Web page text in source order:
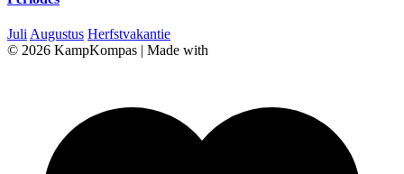
Juli Augustus Herfstvakantie
© 2026 KampKompas | Made with